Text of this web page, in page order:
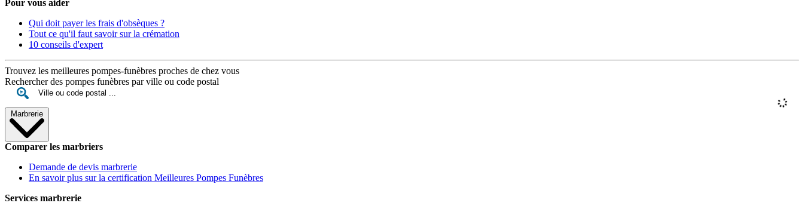
Pour vous aider
Qui doit payer les frais d'obsèques ?
Tout ce qu'il faut savoir sur la crémation
10 conseils d'expert
Trouvez les meilleures pompes-funèbres proches de chez vous
Rechercher des pompes funèbres par ville ou code postal
Marbrerie
Comparer les marbriers
Demande de devis marbrerie
En savoir plus sur la certification Meilleures Pompes Funèbres
Services marbrerie